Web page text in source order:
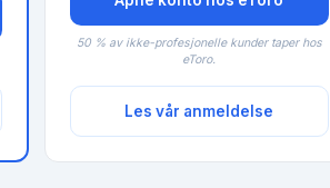
50 % av ikke-profesjonelle kunder taper hos
eToro.
Les vår anmeldelse